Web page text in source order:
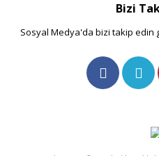
Bizi
Sosyal Medya'da bizi takip